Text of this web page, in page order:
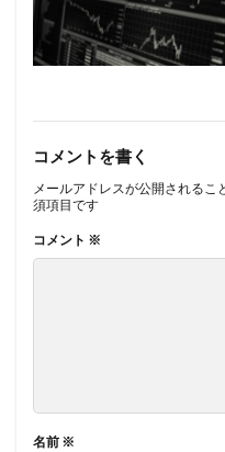
コメントを書く
メールアドレスが公開されるこ
須項目です
コメント ※
名前 ※